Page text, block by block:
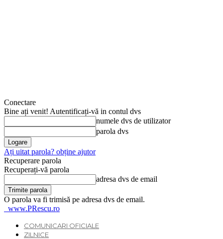
Conectare
Bine ați venit! Autentificați-vă in contul dvs
numele dvs de utilizator
parola dvs
Ați uitat parola? obține ajutor
Recuperare parola
Recuperați-vă parola
adresa dvs de email
O parola va fi trimisă pe adresa dvs de email.
www.PRescu.ro
COMUNICARI OFICIALE
ZILNICE